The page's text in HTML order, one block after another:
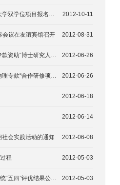
2012-10-11
学位项目报名通知
2012-08-31
议在友谊宾馆召开
2012-06-26
研究人员启动项目”的通知
2012-06-26
“合作研修项目”的通知
2012-06-18
2012-06-14
2012-06-08
会实践活动的通知
2012-05-03
程
2012-05-03
四”评优结果公示名单